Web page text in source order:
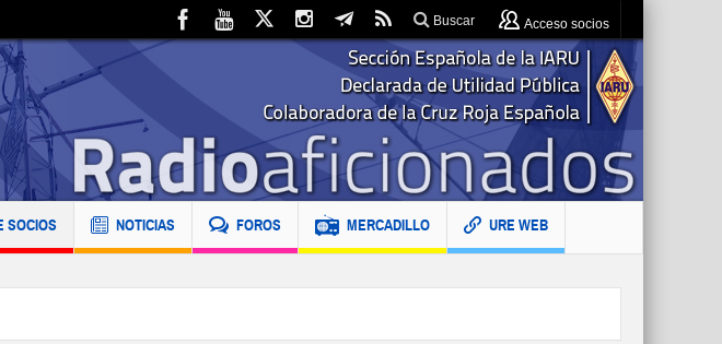
Buscar Acceso socios
SOCIOS NOTICIAS FOROS MERCADILLO URE WEB